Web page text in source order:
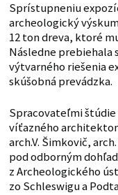
Sprístupneniu
archeologický
12 ton dreva, ktoré
Následne prebiehala
výtvarného riešenia
skúšobná prevádzka.
Spracovateľmi
víťazného
arch.V. Šimkovič,
pod odborným
z Archeologického
zo Schleswigu a